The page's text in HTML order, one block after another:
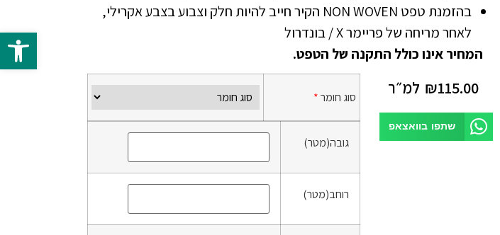
בהזמנת טפט NON WOVEN הקיר חייב להיות חלק וצבוע בצבע אקרילי,
לאחר מריחה של פריימר X / בונדרול
המחיר אינו כולל התקנה של הטפט.
₪115.00 למ״ר
שתפו בוואצאפ
סוג חומר*
גובה(מטר)
רוחב(מטר)